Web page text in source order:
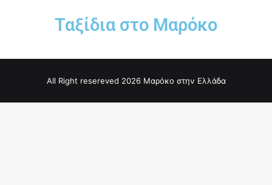
Ταξίδια στο Μαρόκο
All Right resereved 2026 Μαρόκο στην Ελλάδα